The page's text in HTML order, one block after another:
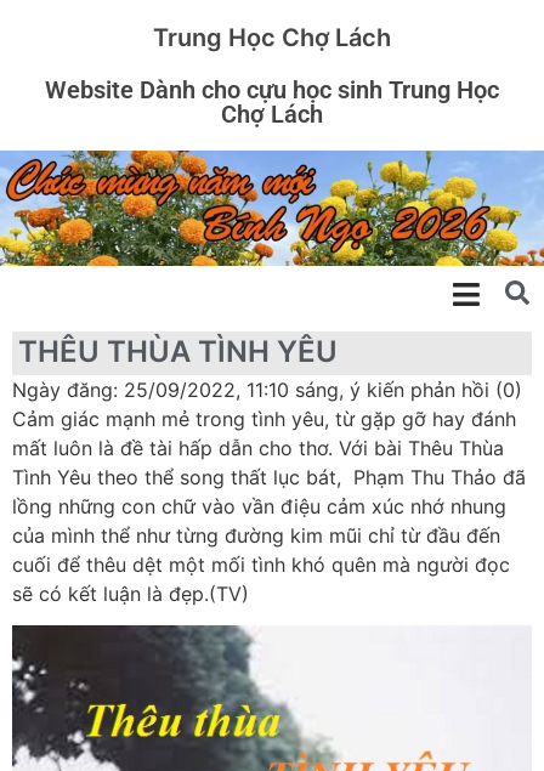
Trung Học Chợ Lách
Website Dành cho cựu học sinh Trung Học
Chợ Lách
THÊU THÙA TÌNH YÊU
Ngày đăng: 25/09/2022, 11:10 sáng, ý kiến phản hồi (0)
Cảm giác mạnh mẻ trong tình yêu, từ gặp gỡ hay đánh
mất luôn là đề tài hấp dẫn cho thơ. Với bài Thêu Thùa
Tình Yêu theo thể song thất lục bát, Phạm Thu Thảo đã
lồng những con chữ vào vần điệu cảm xúc nhớ nhung
của mình thể như từng đường kim mũi chỉ từ đầu đến
cuối để thêu dệt một mối tình khó quên mà người đọc
sẽ có kết luận là đẹp.(TV)